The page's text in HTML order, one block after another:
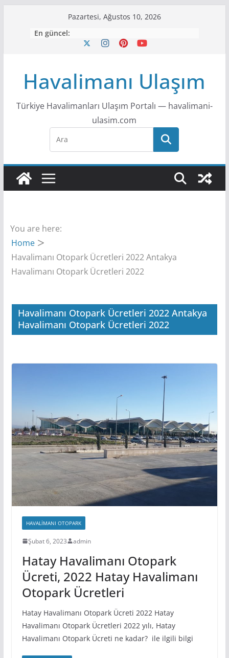
n
Pazartesi, Ağustos 10, 2026
En güncel:
Havalimanı Ulaşım
Türkiye Havalimanları Ulaşım Portalı — havalimani-
ulasim.com
You are here:
Home
Havalimanı Otopark Ücretleri 2022 Antakya
Havalimanı Otopark Ücretleri 2022
Havalimanı Otopark Ücretleri 2022 Antakya
Havalimanı Otopark Ücretleri 2022
HAVALIMANI OTOPARK
Şubat 6, 2023 admin
Hatay Havalimanı Otopark
Ücreti, 2022 Hatay Havalimanı
Otopark Ücretleri
Hatay Havalimanı Otopark Ücreti 2022 Hatay
Havalimanı Otopark Ücretleri 2022 yılı, Hatay
Havalimanı Otopark Ücreti ne kadar? ile ilgili bilgi